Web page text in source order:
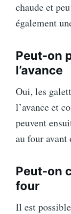
chaude et
également
Peut-on
l’avance
Oui, les
l’avance et
peuvent
au four avant
Peut-on
four
Il est